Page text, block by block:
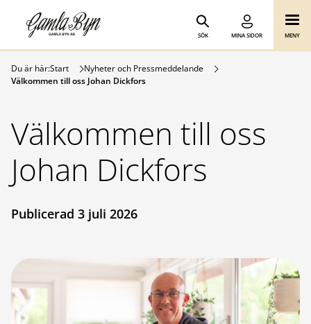
Hoppa till innehåll
Gamla Byn AB
SÖK MINA SIDOR MENY
Du är här:Start
Nyheter och Pressmeddelande
Välkommen till oss Johan Dickfors
Välkommen till oss
Johan Dickfors
Publicerad 3 juli 2026